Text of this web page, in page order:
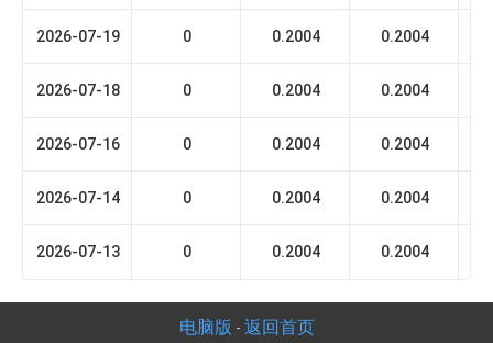
2026-07-19 0 0.2004 0.2004
2026-07-18 0 0.2004 0.2004
2026-07-16 0 0.2004 0.2004
2026-07-14 0 0.2004 0.2004
2026-07-13 0 0.2004 0.2004
电脑版 - 返回首页